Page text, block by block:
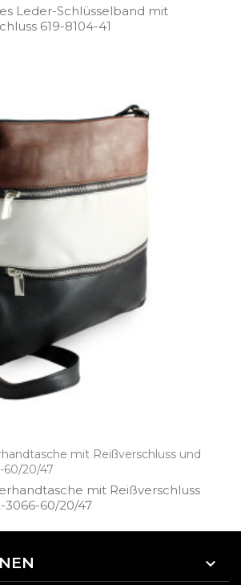
Leder­-Schlüsselband mit
619­-8104­-41
mit Reißverschluss und
60/20/47
mit Reißverschluss
3066­-60/20/47
